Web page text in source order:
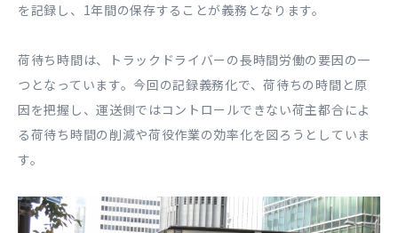
を記録し、1年間の保存することが義務となります。
荷待ち時間は、トラックドライバーの長時間労働の要因の一
つとなっています。今回の記録義務化で、荷待ちの時間と原
因を把握し、運送側ではコントロールできない荷主都合によ
る荷待ち時間の削減や荷役作業の効率化を図ろうとしていま
す。